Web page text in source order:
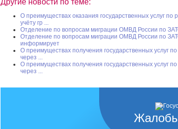
Другие новости по теме:
О преимуществах оказания государственных услуг по
учёту гр ...
Отделение по вопросам миграции ОМВД России по
Отделение по вопросам миграции ОМВД России по
информирует
О преимуществах получения государственных услуг
через ...
О преимуществах получения государственных услуг
через ...